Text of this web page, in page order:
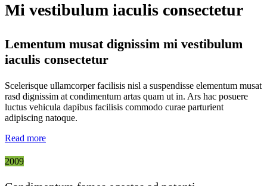
Mi vestibulum iaculis consectetur
Lementum musat dignissim mi vestibulum
iaculis consectetur
Scelerisque ullamcorper facilisis nisl a suspendisse elementum musat
rasd dignissim at condimentum artas quam ut in. Ars hac posuere
luctus vehicula dapibus facilisis commodo curae parturient
adipiscing natoque.
Read more
2009